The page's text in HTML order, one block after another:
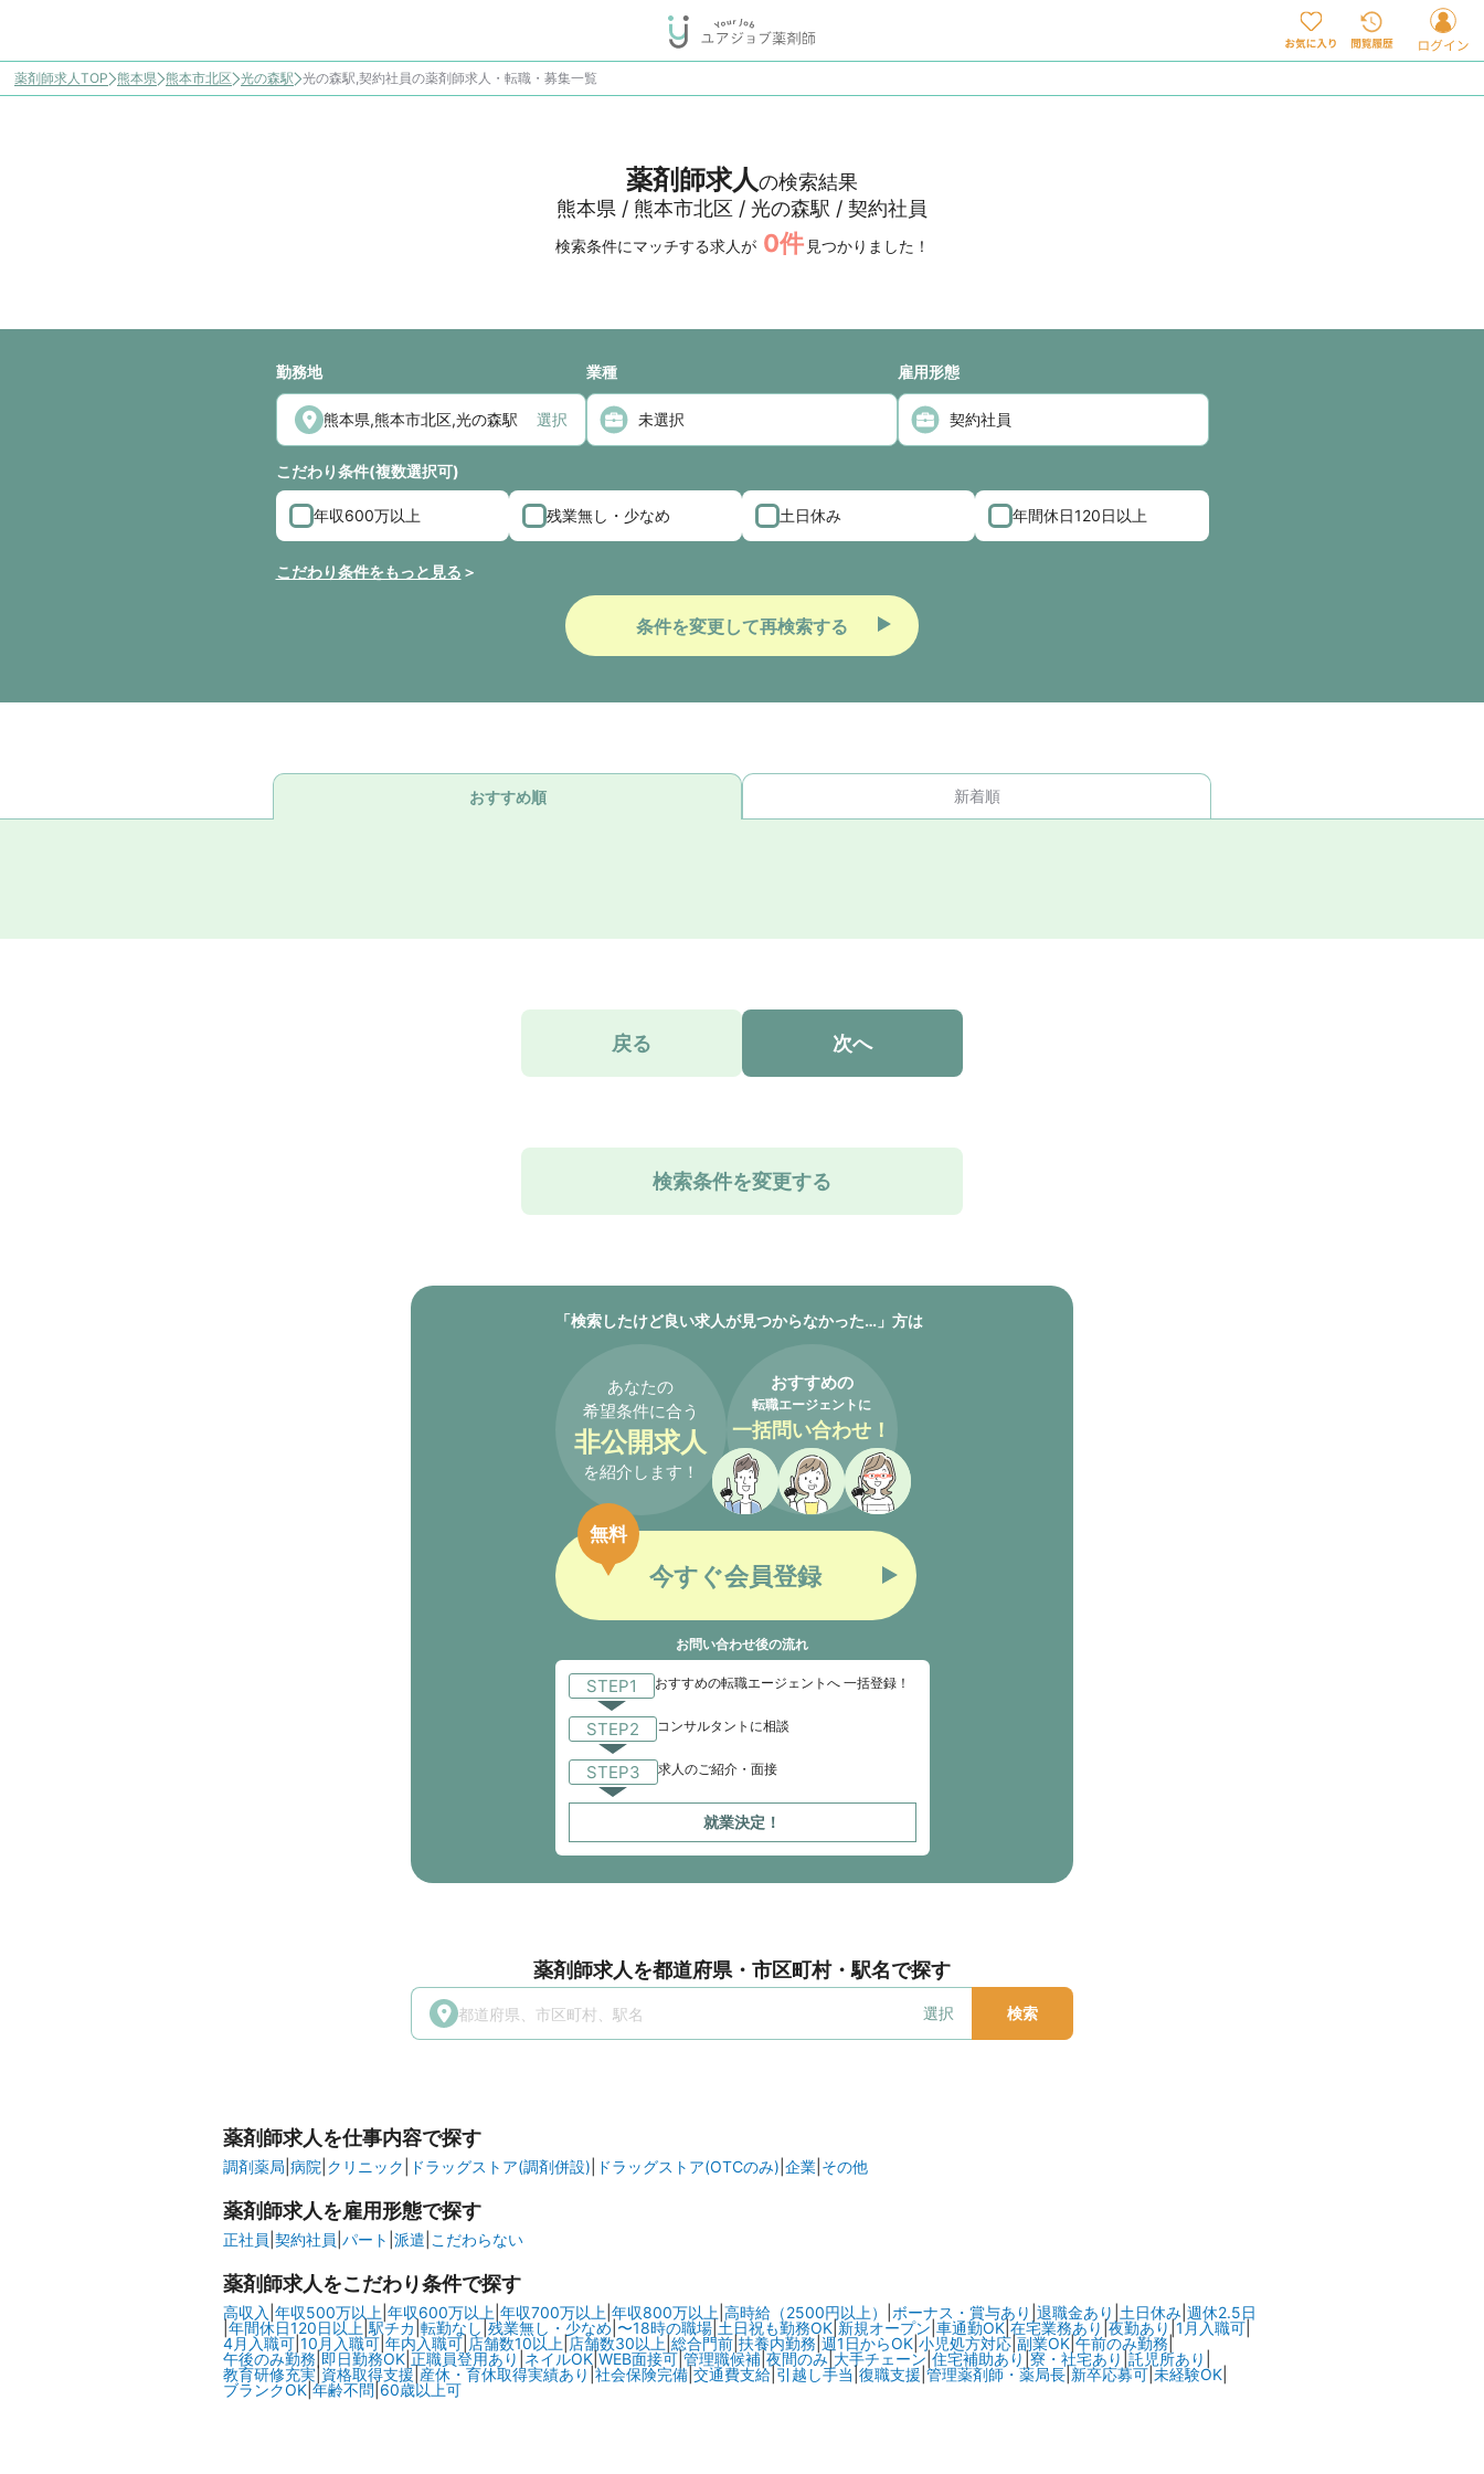
薬剤師求人TOP 熊本県 熊本市北区 光の森駅 光の森駅,契約社員の薬剤師求人・転職・募集一覧
薬剤師求人の検索結果
熊本県 / 熊本市北区 / 光の森駅 / 契約社員
検索条件にマッチする求人が 0件 見つかりました！
勤務地
選択
業種 雇用形態
こだわり条件(複数選択可)
年収600万以上 残業無し・少なめ 土日休み 年間休日120日以上
こだわり条件をもっと見る
条件を変更して再検索する
おすすめ順 新着順
戻る 次へ
検索条件を変更する
「検索したけど良い求人が見つからなかった…」方は
あなたの
希望条件に合う
非公開求人
を紹介します！
おすすめの
転職エージェントに
一括問い合わせ！
今すぐ会員登録
無料
お問い合わせ後の流れ
STEP1 おすすめの転職エージェントへ 一括登録！
STEP2 コンサルタントに相談
STEP3 求人のご紹介・面接
就業決定！
薬剤師求人を都道府県・市区町村・駅名で探す
選択 検索
薬剤師求人を仕事内容で探す
調剤薬局 病院 クリニック ドラッグストア(調剤併設) ドラッグストア(OTCのみ) 企業| その他
薬剤師求人を雇用形態で探す
正社員 契約社員 パート 派遣 こだわらない
薬剤師求人をこだわり条件で探す
高収入 年収500万以上 年収600万以上 年収700万以上 年収800万以上 高時給（2500円以上） ボーナス・賞与あり 退職金あり 土日休み| 週休2.5日
年間休日120日以上 駅チカ 転勤なし 残業無し・少なめ 〜18時の職場| 土日祝も勤務OK| 新規オープン 車通勤OK|在宅業務あり 夜勤あり 1月入職可|
4月入職可| 10月入職可| 年内入職可| 店舗数10以上 |店舗数30以上 総合門前| 扶養内勤務 週1日からOK| 小児処方対応| 副業OK| 午前のみ勤務 |
午後のみ勤務 即日勤務OK| 正職員登用あり ネイルOK| WEB面接可| 管理職候補| 夜間のみ| 大手チェーン 住宅補助あり 寮・社宅あり 託児所あり
教育研修充実|資格取得支援 産休・育休取得実績あり |社会保険完備| 交通費支給| 引越し手当 復職支援 管理薬剤師・薬局長| 新卒応募可| 未経験OK|
ブランクOK| 年齢不問 60歳以上可